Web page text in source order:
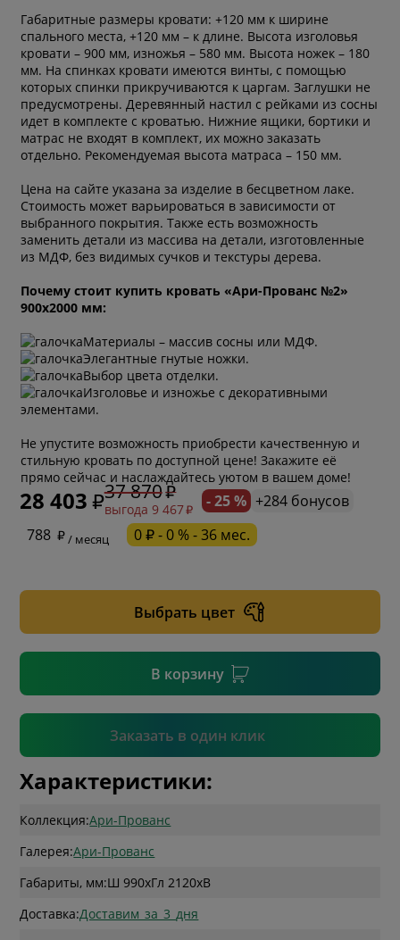
Габаритные размеры кровати: +120 мм к ширине
спального места, +120 мм – к длине. Высота изголовья
кровати – 900 мм, изножья – 580 мм. Высота ножек – 180
мм. На спинках кровати имеются винты, с помощью
которых спинки прикручиваются к царгам. Заглушки не
предусмотрены. Деревянный настил с рейками из сосны
идет в комплекте с кроватью. Нижние ящики, бортики и
матрас не входят в комплект, их можно заказать
отдельно. Рекомендуемая высота матраса – 150 мм.
Цена на сайте указана за изделие в бесцветном лаке.
Стоимость может варьироваться в зависимости от
выбранного покрытия. Также есть возможность
заменить детали из массива на детали, изготовленные
из МДФ, без видимых сучков и текстуры дерева.
Почему стоит купить кровать «Ари-Прованс №2»
900х2000 мм:
Материалы – массив сосны или МДФ.
Элегантные гнутые ножки.
Выбор цвета отделки.
Изголовье и изножье с декоративными
элементами.
Не упустите возможность приобрести качественную и
стильную кровать по доступной цене! Закажите её
прямо сейчас и наслаждайтесь уютом в вашем доме!
28 403 37 870
выгода 9 467 - 25 % +284 бонусов
788
/ месяц 0 ₽ - 0 % - 36 мес.
Выбрать цвет
В корзину
Заказать в один клик
* обязательное поле
Подтвердить
Характеристики:
Коллекция:Ари-Прованс
Галерея:Ари-Прованс
Габариты, мм:Ш 990xГл 2120xВ
Доставка:Доставим_за_3_дня